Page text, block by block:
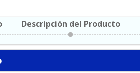
Descripción del Producto